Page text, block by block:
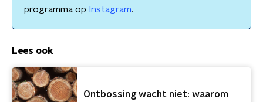
programma op Instagram.
Lees ook
Ontbossing wacht niet: waarom